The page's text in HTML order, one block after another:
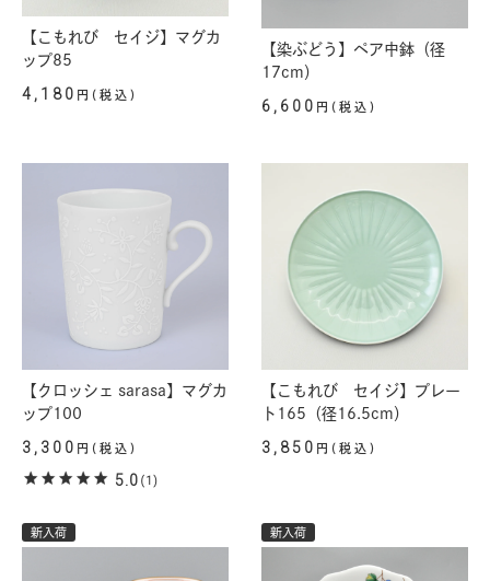
【こもれび セイジ】マグカ
ップ85
4,180 円(税込)
【染ぶどう】ペア中鉢（径
17cm）
6,600 円(税込)
【クロッシェ sarasa】マグカ
ップ100
3,300 円(税込)
5.0 (1)
【こもれび セイジ】プレー
ト165（径16.5cm）
3,850 円(税込)
新入荷 新入荷